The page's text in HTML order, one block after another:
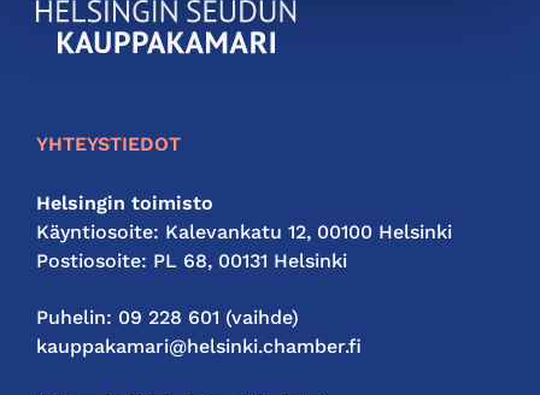
KauppakamariHelsingin
seudun
YHTEYSTIEDOT
Helsingin toimisto
Käyntiosoite: Kalevankatu 12, 00100 Helsinki
Postiosoite: PL 68, 00131 Helsinki
Puhelin: 09 228 601 (vaihde)
kauppakamari@helsinki.chamber.fi